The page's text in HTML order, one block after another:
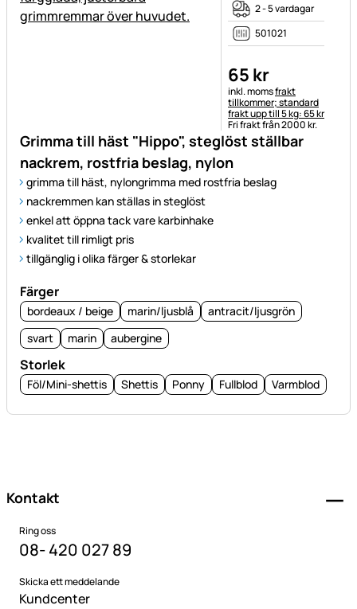
Grimma till häst "Hippo", steglöst ställbar
nackrem, rostfria beslag, nylon
grimma till häst, nylongrimma med rostfria beslag
nackremmen kan ställas in steglöst
enkel att öppna tack vare karbinhake
kvalitet till rimligt pris
tillgänglig i olika färger & storlekar
Färger
bordeaux / beige marin/ljusblå
antracit/ljusgrön
svart
marin aubergine
Storlek
Föl/Mini-shettis Shettis Ponny Fullblod Varmblod
2 - 5 vardagar
501021
65 kr
Skatteinformation:
inkl. momsfrakt
tillkommer; standard
frakt upp till 5 kg: 65 kr
Fri frakt från 2000 kr.
Kontakt
Ring oss
08- 420 027 89
Skicka ett meddelande
Kundcenter